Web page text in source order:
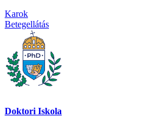
Karok
Betegellátás
Doktori Iskola